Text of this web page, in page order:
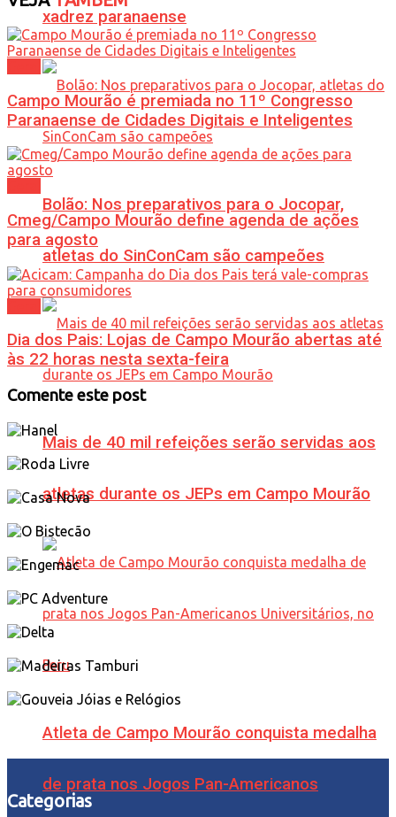
xadrez paranaense
Bolão: Nos preparativos para o Jocopar,
atletas do SinConCam são campeões
Mais de 40 mil refeições serão servidas aos
atletas durante os JEPs em Campo Mourão
Atleta de Campo Mourão conquista medalha
de prata nos Jogos Pan-Americanos
Campo Mourão é premiada no 11º Congresso
Paranaense de Cidades Digitais e Inteligentes
Cmeg/Campo Mourão define agenda de ações
para agosto
Dia dos Pais: Lojas de Campo Mourão abertas até
às 22 horas nesta sexta-feira
Comente este post
Categorias